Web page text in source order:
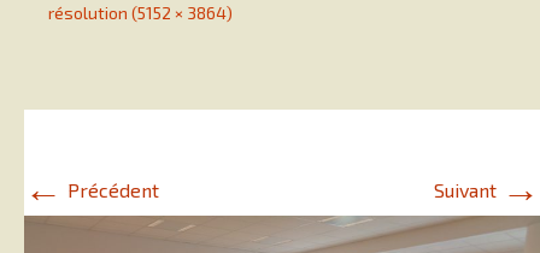
résolution (5152 × 3864)
← Précédent Suivant →